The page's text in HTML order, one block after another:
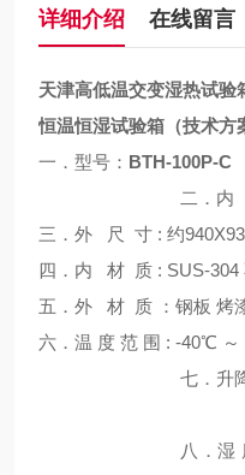
详细介绍 在线留言
天津高低温交变湿热试验
恒温恒湿试验箱（技术方
一．型号： BTH-100P-C
二．内
三．外
尺 寸 : 约940X93
四．内 材 质 : SUS-304
五．外 材 质 ： 钢板 烤
六．温 度 范 围 : -40℃ ～
七 ．
降
八．湿